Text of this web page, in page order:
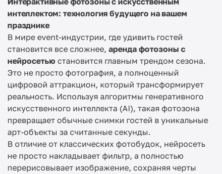
интеллектом: технология будущего на вашем
празднике
В мире event-индустрии, где удивить гостей
становится все сложнее, аренда фотозоны с
нейросетью становится главным трендом сезона.
Это не просто фотография, а полноценный
цифровой аттракцион, который трансформирует
реальность. Используя алгоритмы генеративного
искусственного интеллекта (AI), такая фотозона
превращает обычные снимки гостей в уникальные
арт-объекты за считанные секунды.
В отличие от классических фотобудок, нейросеть
не просто накладывает фильтр, а полностью
перерисовывает изображение, сохраняя черты